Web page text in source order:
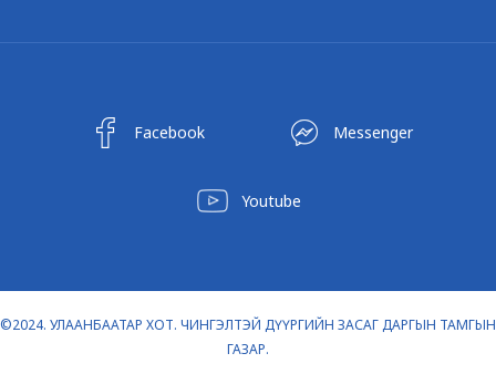
Facebook Messenger
Youtube
©2024. УЛААНБААТАР ХОТ. ЧИНГЭЛТЭЙ ДҮҮРГИЙН ЗАСАГ ДАРГЫН ТАМГЫН
ГАЗАР.